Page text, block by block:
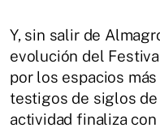
Y, sin salir de
evolución del
por los espacios
testigos de siglos
actividad finaliza